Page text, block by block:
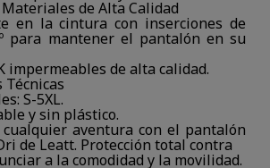
de Alta Calidad
en la cintura con inserciones de
para mantener el pantalón en su
impermeables de alta calidad.
Técnicas
S-5XL.
y sin plástico.
aventura con el pantalón
de Leatt. Protección total contra
a la comodidad y la movilidad.